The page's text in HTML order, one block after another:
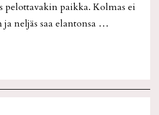
pelottavakin paikka. Kolmas ei
ja neljäs saa elantonsa …